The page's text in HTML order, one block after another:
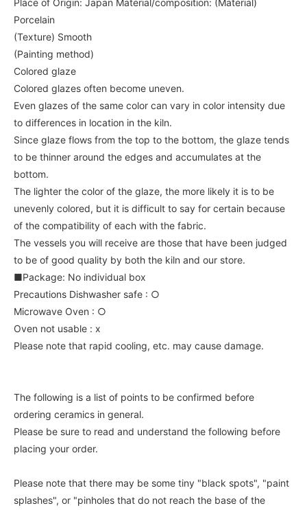
Place of Origin: Japan Material/composition: (Material)
Porcelain
(Texture) Smooth
(Painting method)
Colored glaze
Colored glazes often become uneven.
Even glazes of the same color can vary in color intensity due
to differences in location in the kiln.
Since glaze flows from the top to the bottom, the glaze tends
to be thinner around the edges and accumulates at the
bottom.
The lighter the color of the glaze, the more likely it is to be
unevenly colored, but it is difficult to say for certain because
of the compatibility of each with the fabric.
The vessels you will receive are those that have been judged
to be of good quality by both the kiln and our store.
■Package: No individual box
Precautions Dishwasher safe : ○
Microwave Oven : ○
Oven not usable : x
Please note that rapid cooling, etc. may cause damage.
The following is a list of points to be confirmed before
ordering ceramics in general.
Please be sure to read and understand the following before
placing your order.
Please note that there may be some tiny "black spots", "paint
splashes", or "pinholes that do not reach the base of the